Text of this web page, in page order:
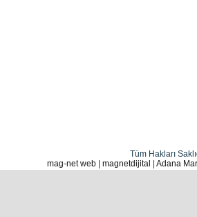
Tüm Hakları
mag-net web
magnetdijital Adana